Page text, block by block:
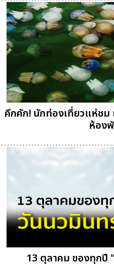
คึกคัก! นักท่องเที่ยวแห่ชม
ห้อง
13 ตุลาคม ของทุกปี